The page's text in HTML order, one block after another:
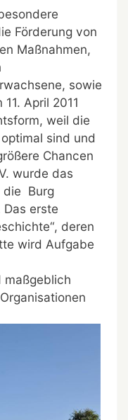
Förderung von
Maßnahmen,
sowie
April 2011
weil die
sind und
Chancen
wurde das
die Burg
erste
deren
wird Aufgabe
maßgeblich